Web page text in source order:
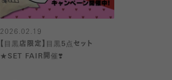
2026.02.19
【目黒店限定】目黒5点セット
★SET FAIR開催❣️